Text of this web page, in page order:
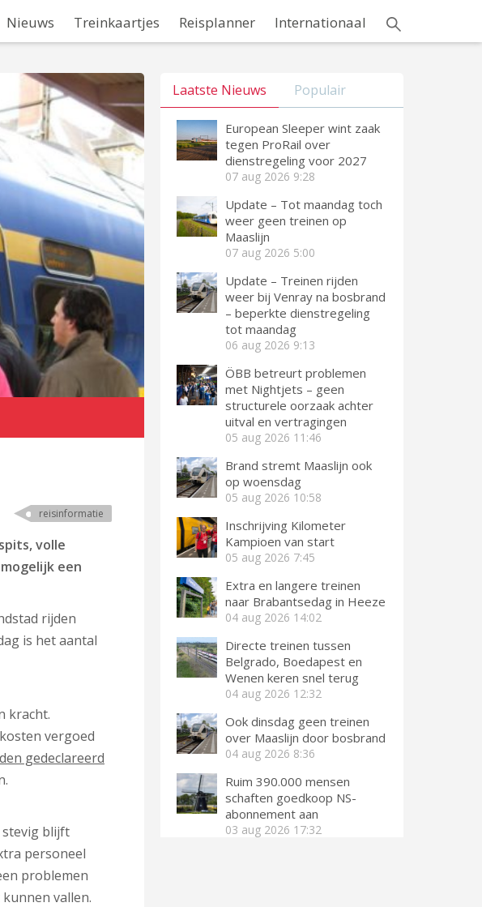
Nieuws Treinkaartjes Reisplanner Internationaal
reisinformatie
volle
een
rijden
is het aantal
kracht.
vergoed
gedeclareerd
stevig blijft
personeel
problemen
vallen.
Laatste Nieuws Populair
European Sleeper wint zaak
tegen ProRail over
dienstregeling voor 2027
07 aug 2026 9:28
Update – Tot maandag toch
weer geen treinen op
Maaslijn
07 aug 2026 5:00
Update – Treinen rijden
weer bij Venray na bosbrand
– beperkte dienstregeling
tot maandag
06 aug 2026 9:13
ÖBB betreurt problemen
met Nightjets – geen
structurele oorzaak achter
uitval en vertragingen
05 aug 2026 11:46
Brand stremt Maaslijn ook
op woensdag
05 aug 2026 10:58
Inschrijving Kilometer
Kampioen van start
05 aug 2026 7:45
Extra en langere treinen
naar Brabantsedag in Heeze
04 aug 2026 14:02
Directe treinen tussen
Belgrado, Boedapest en
Wenen keren snel terug
04 aug 2026 12:32
Ook dinsdag geen treinen
over Maaslijn door bosbrand
04 aug 2026 8:36
Ruim 390.000 mensen
schaften goedkoop NS-
abonnement aan
03 aug 2026 17:32